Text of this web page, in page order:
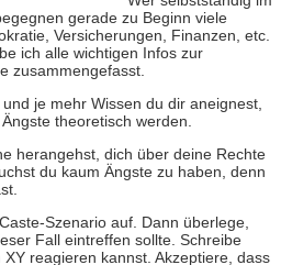
gerade zu Beginn viele
Versicherungen, Finanzen, etc.
ich alle wichtigen Infos zur
zusammengefasst.
je mehr Wissen du dir aneignest,
theoretisch werden.
herangehst, dich über deine Rechte
du kaum Ängste zu haben, denn
Szenario auf. Dann überlege,
Fall eintreffen sollte. Schreibe
reagieren kannst. Akzeptiere, dass